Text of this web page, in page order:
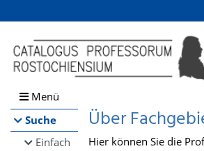
Browsen
direkt zum Inhalt
Menü
Suche
Einfach
Über
Hier können Sie die